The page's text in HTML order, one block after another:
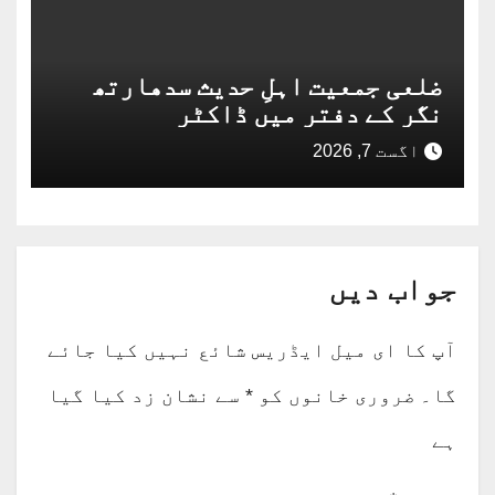
ضلعی جمعیت اہلِ حدیث سدھارتھ
نگر کے دفتر میں ڈاکٹر
عبدالقیوم محمد شفیع مدنی
بستوی حفظہ اللہ کی تشریف آوری
اگست 7, 2026
جواب دیں
آپ کا ای میل ایڈریس شائع نہیں کیا جائے
گا۔ ضروری خانوں کو * سے نشان زد کیا گیا
ہے